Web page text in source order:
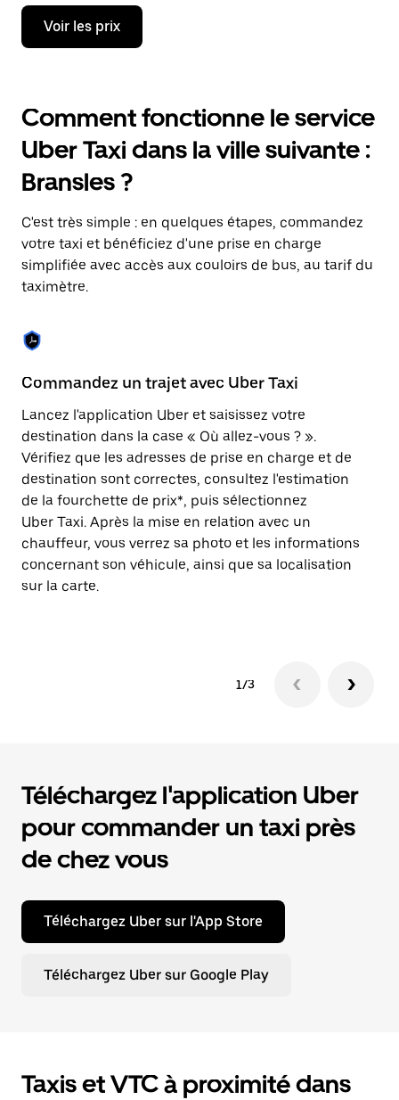
Appuyez
la
bas
pour
ouvrir
le
calendrier
et
une
date.
Appuyez
sur
la
pour
fermer
calendrier.
Voir les prix
Comment fonctionne le service
Uber Taxi dans la ville suivante :
Bransles ?
C'est très simple : en quelques étapes, commandez
votre taxi et bénéficiez d'une prise en charge
simplifiée avec accès aux couloirs de bus, au tarif du
taximètre.
Commandez un trajet avec Uber Taxi
Lancez l'application Uber et saisissez votre
destination dans la case « Où allez-vous ? ».
Vérifiez que les adresses de prise en charge et de
destination sont correctes, consultez l'estimation
de la fourchette de prix*, puis sélectionnez
Uber Taxi. Après la mise en relation avec un
chauffeur, vous verrez sa photo et les informations
concernant son véhicule, ainsi que sa localisation
sur la carte.
1/3
Téléchargez l'application Uber
pour commander un taxi près
de chez vous
Téléchargez Uber sur l'App Store
Téléchargez Uber sur Google Play
Taxis et VTC à proximité dans